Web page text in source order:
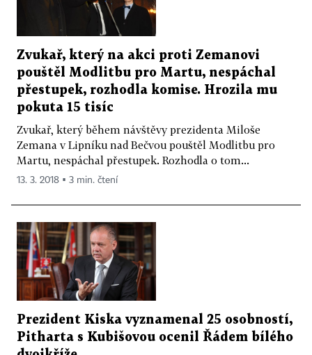
Zvukař, který na akci proti Zemanovi
pouštěl Modlitbu pro Martu, nespáchal
přestupek, rozhodla komise. Hrozila mu
pokuta 15 tisíc
Zvukař, který během návštěvy prezidenta Miloše
Zemana v Lipníku nad Bečvou pouštěl Modlitbu pro
Martu, nespáchal přestupek. Rozhodla o tom...
13. 3. 2018 ▪ 3 min. čtení
Prezident Kiska vyznamenal 25 osobností,
Pitharta s Kubišovou ocenil Řádem bílého